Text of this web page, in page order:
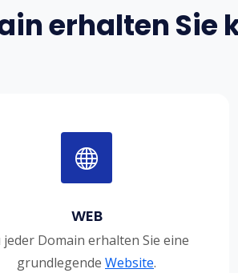
erhalten Sie
WEB
jeder Domain erhalten Sie eine
grundlegende Website.